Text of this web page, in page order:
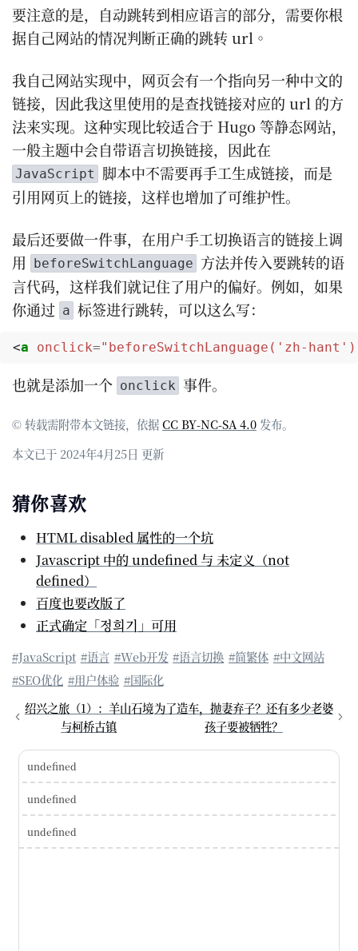
要注意的是，自动跳转到相应语言的部分，需要你根
据自己网站的情况判断正确的跳转 url。
我自己网站实现中，网页会有一个指向另一种中文的
链接，因此我这里使用的是查找链接对应的 url 的方
法来实现。这种实现比较适合于 Hugo 等静态网站，
一般主题中会自带语言切换链接，因此在
JavaScript
脚本中不需要再手工生成链接，而是
引用网页上的链接，这样也增加了可维护性。
最后还要做一件事，在用户手工切换语言的链接上调
用
beforeSwitchLanguage 方法并传入要跳转的语
言代码，这样我们就记住了用户的偏好。例如，如果
你通过 a 标签进行跳转，可以这么写：
<a onclick="beforeSwitchLanguage('zh-
也就是添加一个 onclick 事件。
© 转载需附带本文链接，依据CC BY-NC-SA 4.0 发布。
本文已于 2024年4月25日 更新
猜你喜欢
HTML disabled 属性的一个坑
Javascript 中的 undefined 与 未定义（not
defined）
百度也要改版了
正式确定「정희기」可用
#JavaScript #语言 #Web开发 #语言切换 #简繁体 #中文网站
#SEO优化 #用户体验 #国际化
绍兴之旅（1）：羊山石境
与柯桥古镇
为了造车，抛妻弃子？还有多少老婆
孩子要被牺牲？
undefined
undefined
undefined